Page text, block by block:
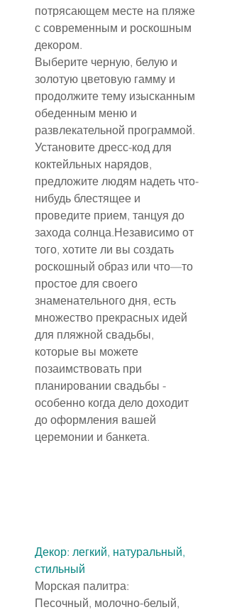
потрясающем месте на пляже
с современным и роскошным
декором.
Выберите черную, белую и
золотую цветовую гамму и
продолжите тему изысканным
обеденным меню и
развлекательной программой.
Установите дресс-код для
коктейльных нарядов,
предложите людям надеть что-
нибудь блестящее и
проведите прием, танцуя до
захода солнца.Независимо от
того, хотите ли вы создать
роскошный образ или что—то
простое для своего
знаменательного дня, есть
множество прекрасных идей
для пляжной свадьбы,
которые вы можете
позаимствовать при
планировании свадьбы -
особенно когда дело доходит
до оформления вашей
церемонии и банкета.
Декор: легкий, натуральный,
стильный
Морская палитра:
Песочный, молочно-белый,